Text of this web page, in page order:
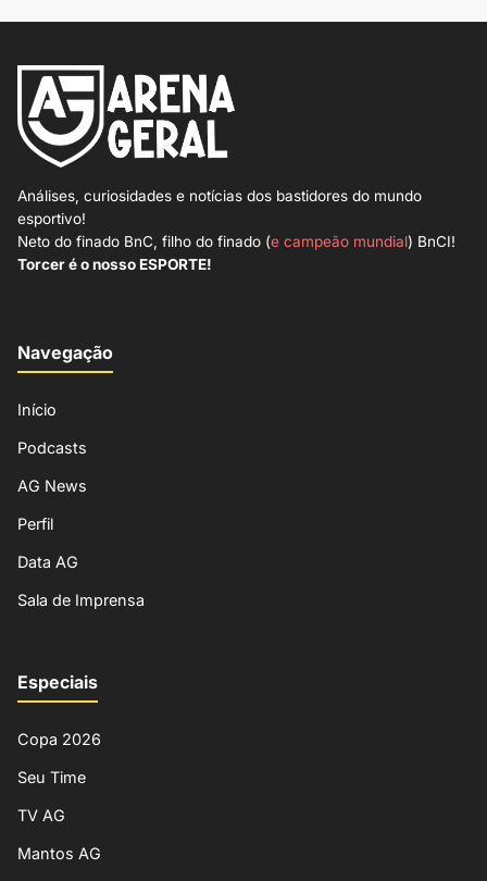
Análises, curiosidades e notícias dos bastidores do mundo
esportivo!
Neto do finado BnC, filho do finado (e campeão mundial) BnCI!
Torcer é o nosso ESPORTE!
Navegação
Início
Podcasts
AG News
Perfil
Data AG
Sala de Imprensa
Especiais
Copa 2026
Seu Time
TV AG
Mantos AG